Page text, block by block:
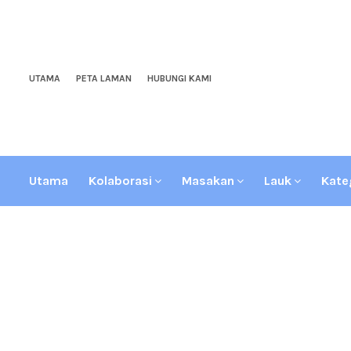
UTAMA PETA LAMAN HUBUNGI KAMI
Utama Kolaborasi Masakan Lauk